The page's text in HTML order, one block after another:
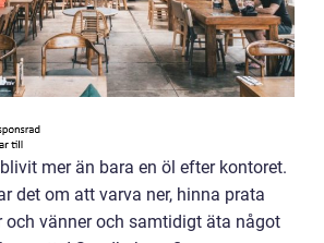
mer än bara en öl efter kontoret.
det om att varva ner, hinna prata
och vänner och samtidigt äta något